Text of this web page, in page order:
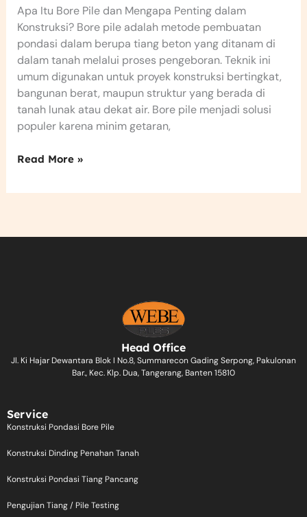
Apa Itu Bore Pile dan Mengapa Penting dalam
Konstruksi? Bore pile adalah metode pembuatan
pondasi dalam berupa tiang beton yang ditanam di
dalam tanah melalui proses pengeboran. Teknik ini
umum digunakan untuk proyek konstruksi bertingkat,
bangunan berat, maupun struktur yang berada di
tanah lunak atau dekat air. Bore pile menjadi solusi
populer karena minim getaran,
Read More »
Head Office
Jl. Ki Hajar Dewantara Blok I No.8, Summarecon Gading Serpong, Pakulonan
Bar., Kec. Klp. Dua, Tangerang, Banten 15810
Service
Konstruksi Pondasi Bore Pile
Konstruksi Dinding Penahan Tanah
Konstruksi Pondasi Tiang Pancang
Pengujian Tiang / Pile Testing